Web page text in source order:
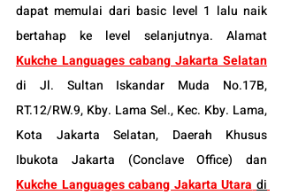
dapat memulai dari basic level 1 lalu naik
Kukche Languages cabang Jakarta Selatan
di Jl. Sultan Iskandar Muda No.17B,
RT.12/RW.9, Kby. Lama Sel., Kec. Kby. Lama,
Kota Jakarta Selatan, Daerah Khusus
Kukche Languages cabang Jakarta Utara di